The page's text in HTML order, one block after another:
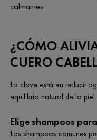
calmantes.
¿CÓMO
CUERO
La clave está en reducir
equilibrio natural de la piel.
Elige shampoos
Los shampoos comunes